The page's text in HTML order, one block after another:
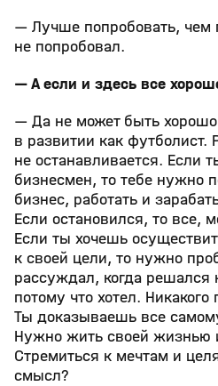
— Лучше попробовать, чем
не попробовал.
— А если и здесь все
— Да не может быть
в развитии как футболист.
не останавливается. Если
бизнесмен, то тебе нужно
бизнес, работать и
Если остановился, то все,
Если ты хочешь
к своей цели, то нужно
рассуждал, когда решался
потому что хотел. Никакого
Ты доказываешь все
Нужно жить своей жизнью
Стремиться к мечтам и
смысл?